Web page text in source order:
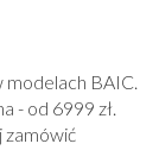
modelach BAIC.
- od 6999 zł.
zamówić